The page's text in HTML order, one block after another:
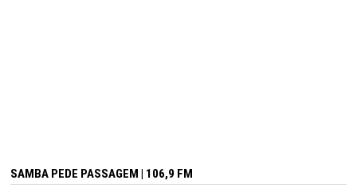
SAMBA PEDE PASSAGEM | 106,9 FM